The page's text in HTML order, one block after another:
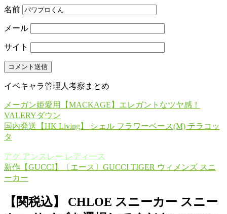
名前
メール
サイト
イベキャラ管理人考察まとめ
メーガン姫愛用【MACKAGE】エレガントなツヤ感！
VALERYダウン
国内発送【HK Living】 シェル フラワーベース(M) テラコッ
タ
アグ アンスレー レディース
新作【GUCCI】〔エース〕GUCCI TIGER ウィメンズ スニ
ーカー
【関税込】 CHLOE スニーカー スニー